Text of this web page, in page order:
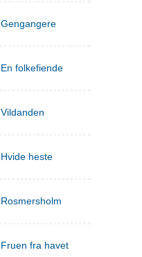
Gengangere
En folkefiende
Vildanden
Hvide heste
Rosmersholm
Fruen fra havet